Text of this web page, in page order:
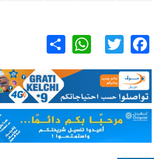
Facebook
Twitter
WhatsApp